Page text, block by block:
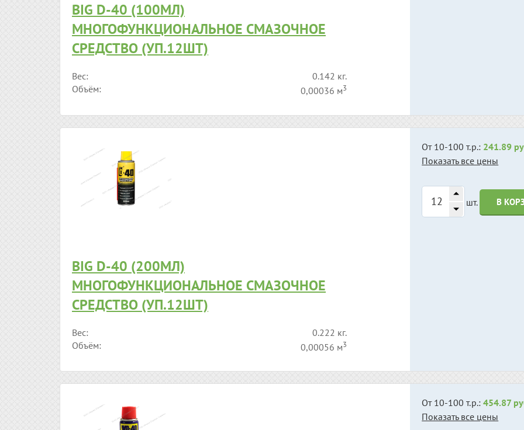
BIG D-40 (100МЛ)
МНОГОФУНКЦИОНАЛЬНОЕ СМАЗОЧНОЕ
СРЕДСТВО (УП.12ШТ)
Вес:
0.142 кг.
Объём:
0,00036 м3
BIG D-40 (200МЛ)
МНОГОФУНКЦИОНАЛЬНОЕ СМАЗОЧНОЕ
СРЕДСТВО (УП.12ШТ)
Вес:
0.222 кг.
Объём:
0,00056 м3
От 10-100 т.р.: 241.89
Показать все цены
шт. В
От 10-100 т.р.:454.87
Показать все цены